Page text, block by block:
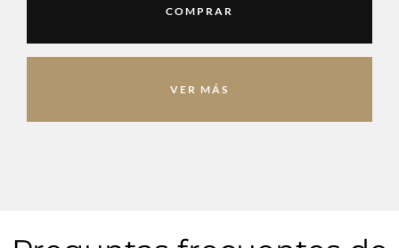
COMPRAR
VER MÁS